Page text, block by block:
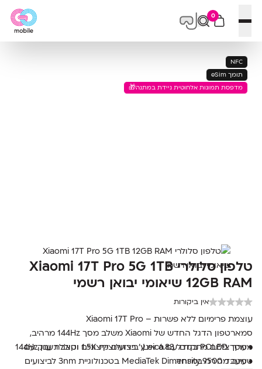
פתח תפריט
0
NFC
תומך eSim
מדפסת תמונות אלחוטית ניידת במתנה🎁
טלפון סלולרי Xiaomi 17T Pro 5G 1TB
12GB RAM שיאומי יבואן רשמי
אין ביקורות
עוצמת פרימיום ללא פשרות – Xiaomi 17T Pro
סמארטפון הדגל החדש של Xiaomi משלב מסך 144Hz מרהיב,
מערך צילום מתקדם עם Leica, ביצועים קיצוניים וסוללת ענק עם
טעינה מהירה במיוחד.
• מסך POLED בגודל 6.83 אינץ’ ברזולוציית 1.5K וקצב רענון 144Hz
• מעבד MediaTek Dimensity 9500 בטכנולוגיית 3nm לביצועים